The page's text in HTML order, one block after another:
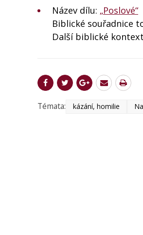
Název dílu: „Poslové“
Biblické souřadnice
Další biblické
Témata: kázání, homilie